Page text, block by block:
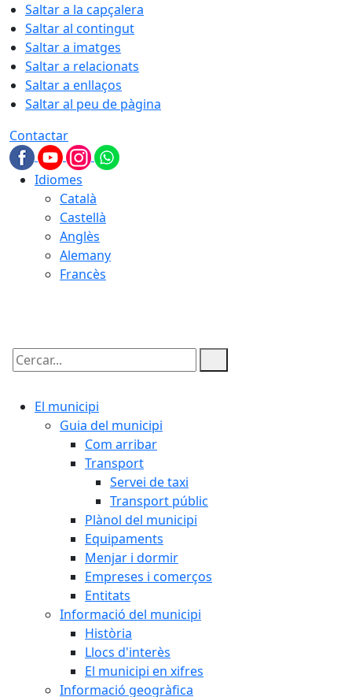
Saltar a la capçalera
Saltar al contingut
Saltar a imatges
Saltar a relacionats
Saltar a enllaços
Saltar al peu de pàgina
Contactar
Idiomes
Català
Castellà
Anglès
Alemany
Francès
Cercar:
El municipi
Guia del municipi
Com arribar
Transport
Servei de taxi
Transport públic
Plànol del municipi
Equipaments
Menjar i dormir
Empreses i comerços
Entitats
Informació del municipi
Història
Llocs d'interès
El municipi en xifres
Informació geogràfica